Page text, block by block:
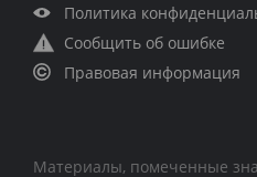
Политика
Сообщить об ошибке
Правовая информация
Материалы, помеченные